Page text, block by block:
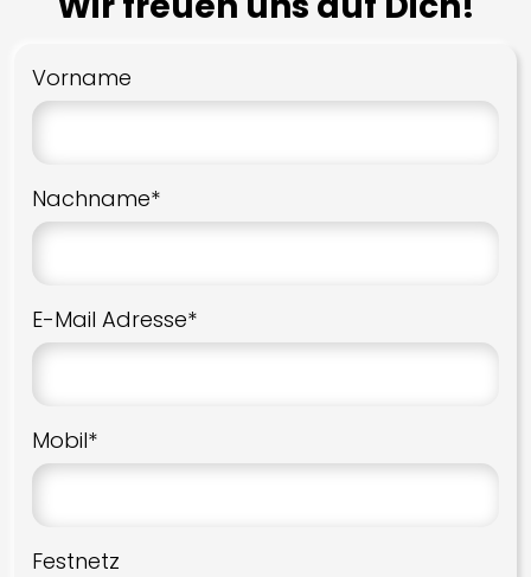
BEC
BlueSound
Vorname
Nachname*
E-Mail Adresse*
Mobil*
Festnetz